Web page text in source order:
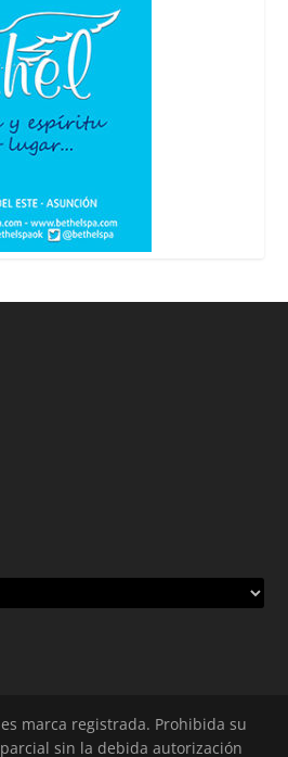
marca registrada. Prohibida su
sin la debida autorización